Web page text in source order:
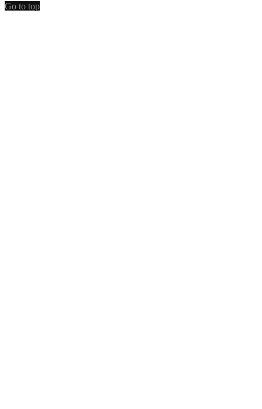
Go to top